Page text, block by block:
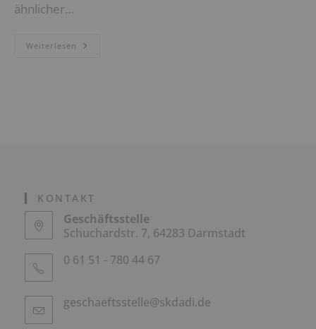
ähnlicher…
Weiterlesen FORTFÜHRUNG
KONTAKT
Geschäftsstelle
Schuchardstr. 7, 64283 Darmstadt
0 61 51 - 780 44 67
geschaeftsstelle@skdadi.de